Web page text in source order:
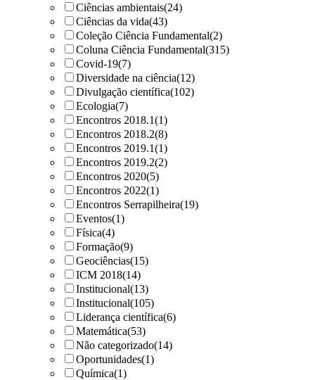
Ciências ambientais(24)
Ciências da vida(43)
Coleção Ciência Fundamental(2)
Coluna Ciência Fundamental(315)
Covid-19(7)
Diversidade na ciência(12)
Divulgação científica(102)
Ecologia(7)
Encontros 2018.1(1)
Encontros 2018.2(8)
Encontros 2019.1(1)
Encontros 2019.2(2)
Encontros 2020(5)
Encontros 2022(1)
Encontros Serrapilheira(19)
Eventos(1)
Física(4)
Formação(9)
Geociências(15)
ICM 2018(14)
Institucional(13)
Institucional(105)
Liderança científica(6)
Matemática(53)
Não categorizado(14)
Oportunidades(1)
Química(1)